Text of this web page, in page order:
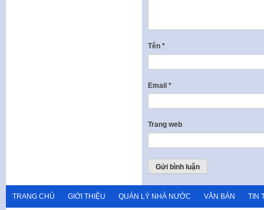
Tên *
Email *
Trang web
TRANG CHỦ GIỚI THIỆU QUẢN LÝ NHÀ NƯỚC VĂN BẢN TIN